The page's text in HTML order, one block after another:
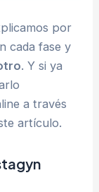
por
cada fase y
. Y si ya
a través
artículo.